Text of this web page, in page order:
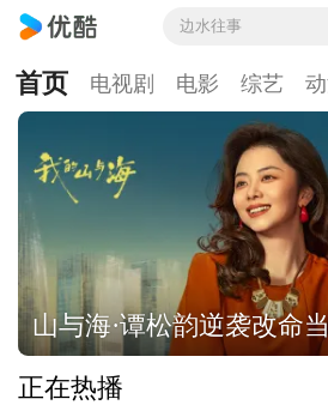
边水往事
首页 电视剧 电影 综艺
山与海·谭松韵逆袭改命
正在热播